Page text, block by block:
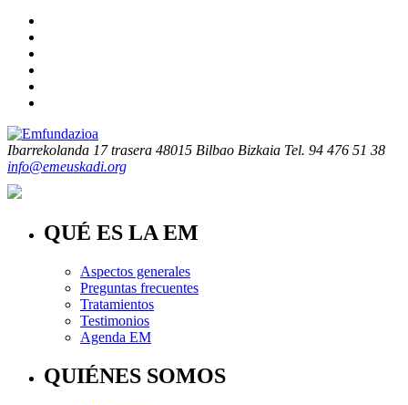
Ibarrekolanda 17 trasera 48015 Bilbao Bizkaia Tel. 94 476 51 38
info@emeuskadi.org
QUÉ ES LA EM
Aspectos generales
Preguntas frecuentes
Tratamientos
Testimonios
Agenda EM
QUIÉNES SOMOS